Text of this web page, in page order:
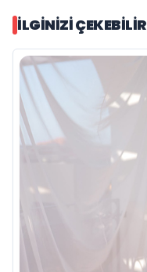
İLGINIZI ÇEKEBILIR